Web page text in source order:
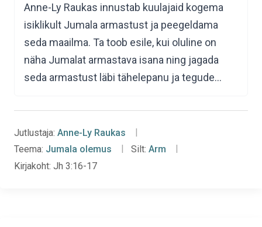
Anne-Ly Raukas innustab kuulajaid kogema
isiklikult Jumala armastust ja peegeldama
seda maailma. Ta toob esile, kui oluline on
näha Jumalat armastava isana ning jagada
seda armastust läbi tähelepanu ja tegude…
Jutlustaja: Anne-Ly Raukas
Teema: Jumala olemus Silt: Arm
Kirjakoht: Jh 3:16-17